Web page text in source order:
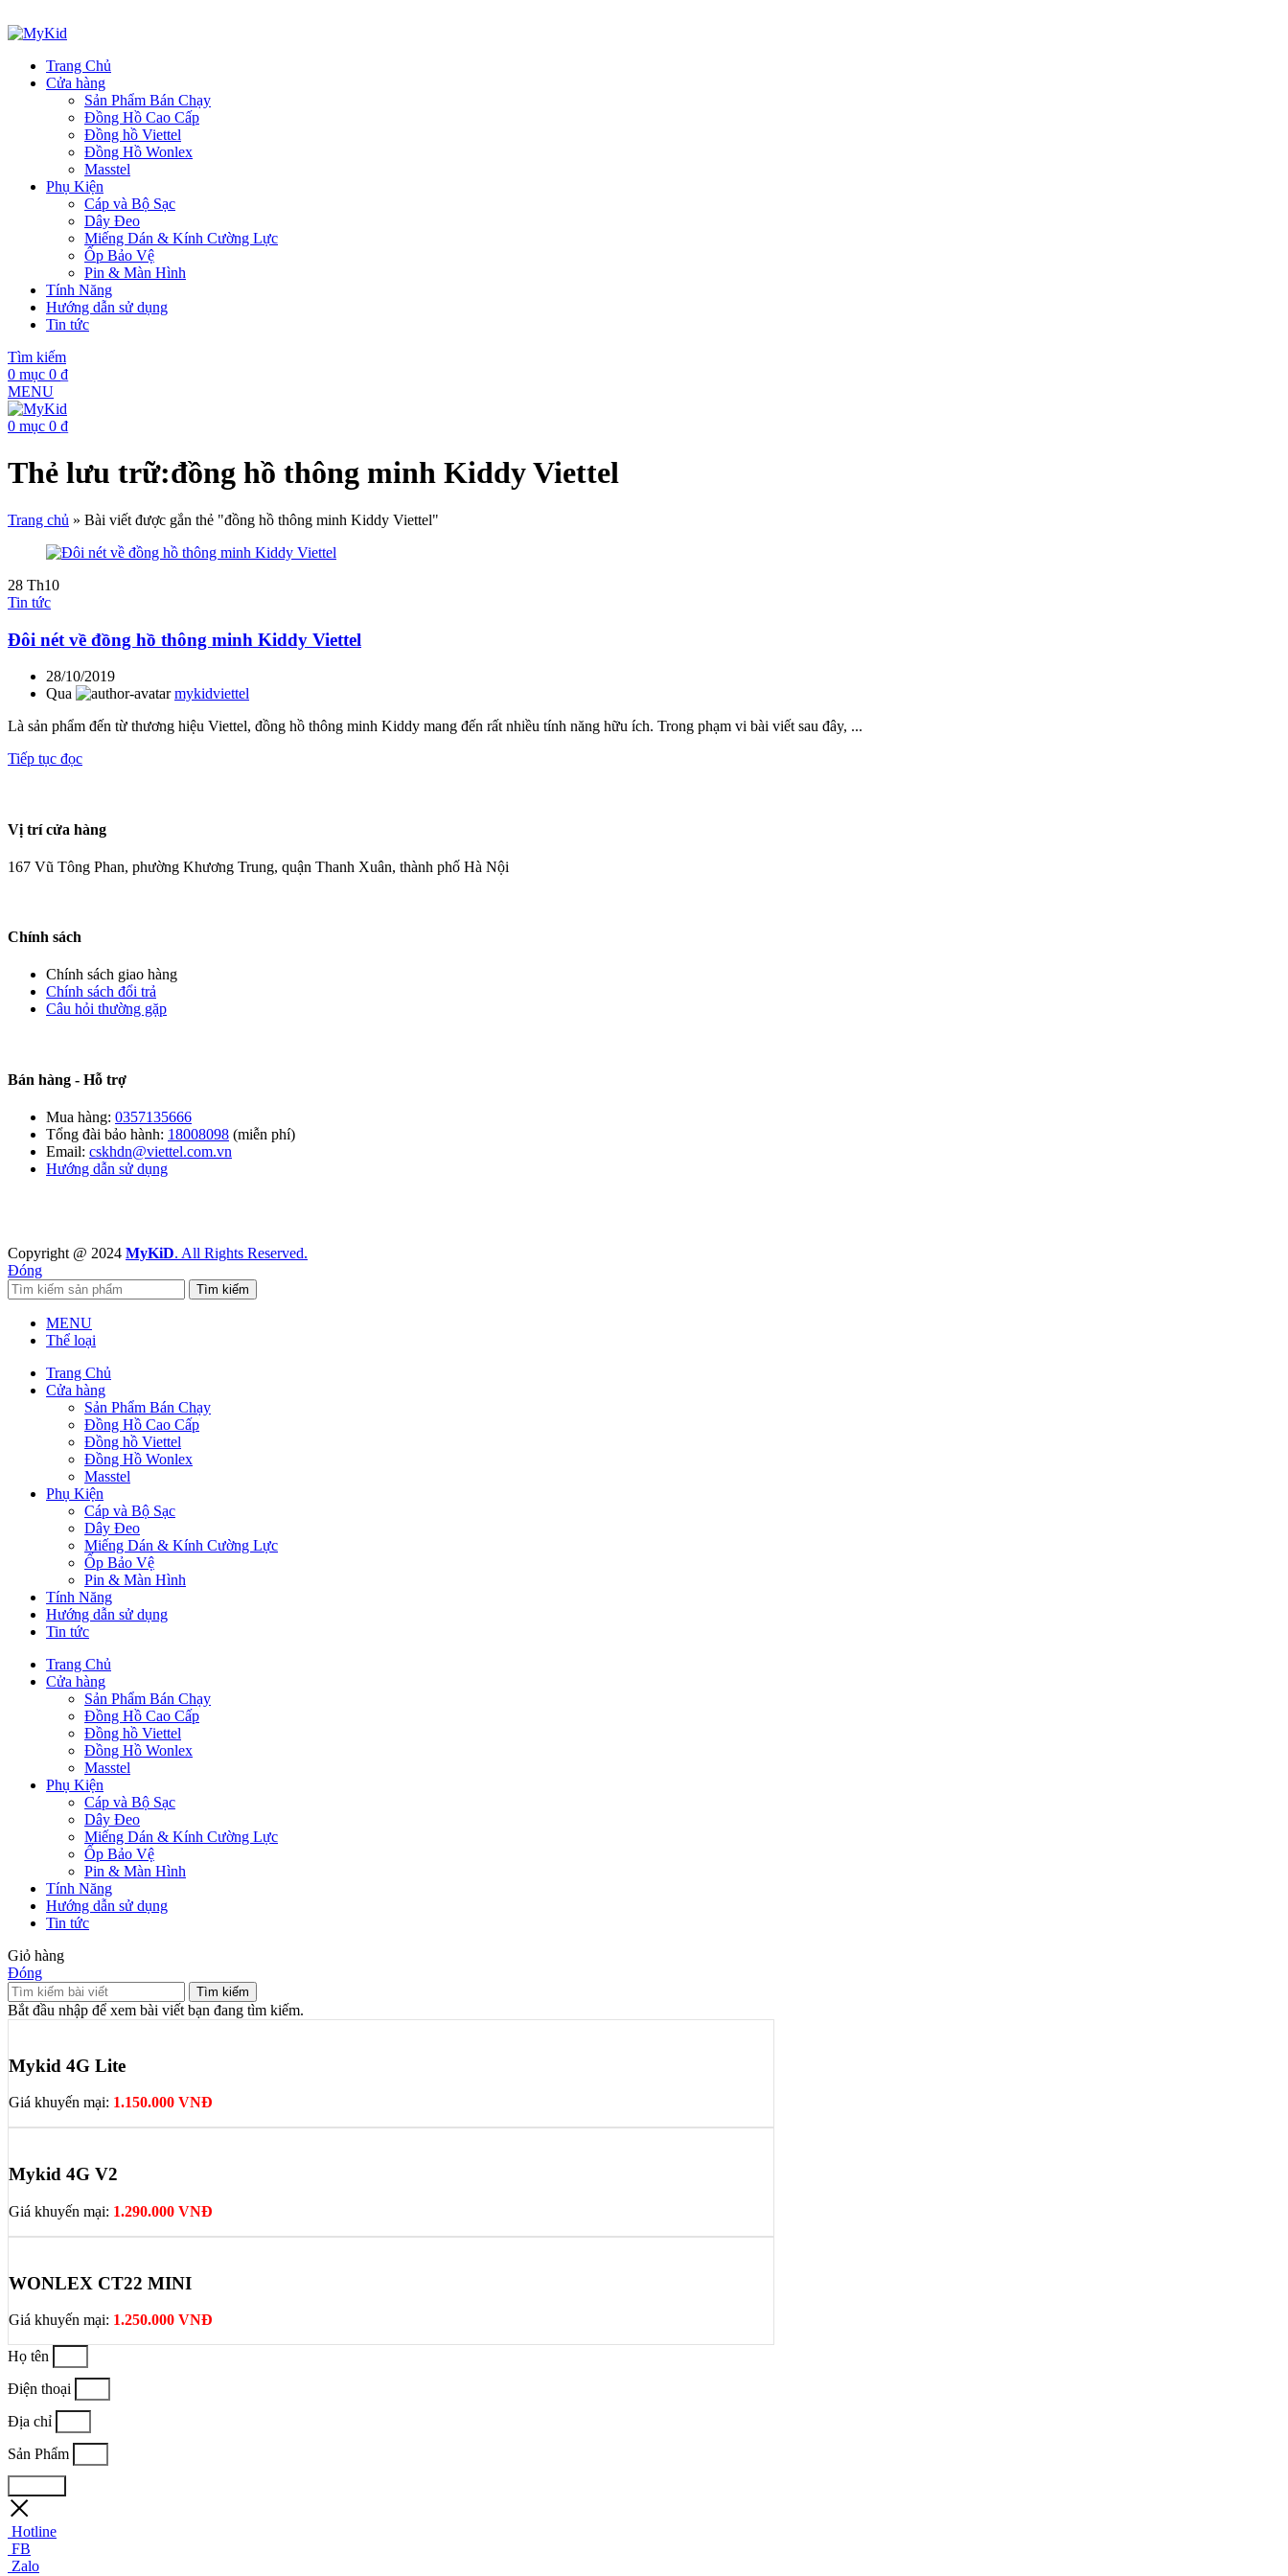
Trang Chủ
Cửa hàng
Sản Phẩm Bán Chạy
Đồng Hồ Cao Cấp
Đồng hồ Viettel
Đồng Hồ Wonlex
Masstel
Phụ Kiện
Cáp và Bộ Sạc
Dây Đeo
Miếng Dán & Kính Cường Lực
Ốp Bảo Vệ
Pin & Màn Hình
Tính Năng
Hướng dẫn sử dụng
Tin tức
Tìm kiếm
0 mục 0 ₫
MENU
0 mục 0 ₫
Thẻ lưu trữ:đồng hồ thông minh Kiddy Viettel
Trang chủ » Bài viết được gắn thẻ "đồng hồ thông minh Kiddy Viettel"
28 Th10
Tin tức
Đôi nét về đồng hồ thông minh Kiddy Viettel
28/10/2019
Qua
mykidviettel
Là sản phẩm đến từ thương hiệu Viettel, đồng hồ thông minh Kiddy mang đến rất nhiều tính năng hữu ích. Trong phạm vi bài viết sau đây, ...
Tiếp tục đọc
Vị trí cửa hàng
167 Vũ Tông Phan, phường Khương Trung, quận Thanh Xuân, thành phố Hà Nội
Chính sách
Chính sách giao hàng
Chính sách đổi trả
Câu hỏi thường gặp
Bán hàng - Hỗ trợ
Mua hàng: 0357135666
Tổng đài bảo hành: 18008098 (miễn phí)
Email: cskhdn@viettel.com.vn
Hướng dẫn sử dụng
Copyright @ 2024 MyKiD. All Rights Reserved.
Đóng
Tìm kiếm
MENU
Thể loại
Trang Chủ
Cửa hàng
Sản Phẩm Bán Chạy
Đồng Hồ Cao Cấp
Đồng hồ Viettel
Đồng Hồ Wonlex
Masstel
Phụ Kiện
Cáp và Bộ Sạc
Dây Đeo
Miếng Dán & Kính Cường Lực
Ốp Bảo Vệ
Pin & Màn Hình
Tính Năng
Hướng dẫn sử dụng
Tin tức
Trang Chủ
Cửa hàng
Sản Phẩm Bán Chạy
Đồng Hồ Cao Cấp
Đồng hồ Viettel
Đồng Hồ Wonlex
Masstel
Phụ Kiện
Cáp và Bộ Sạc
Dây Đeo
Miếng Dán & Kính Cường Lực
Ốp Bảo Vệ
Pin & Màn Hình
Tính Năng
Hướng dẫn sử dụng
Tin tức
Giỏ hàng
Đóng
Tìm kiếm
Bắt đầu nhập để xem bài viết bạn đang tìm kiếm.
Mykid 4G Lite
Giá khuyến mại: 1.150.000 VNĐ
Mykid 4G V2
Giá khuyến mại: 1.290.000 VNĐ
WONLEX CT22 MINI
Giá khuyến mại: 1.250.000 VNĐ
Họ tên
Điện thoại
Địa chỉ
Sản Phẩm
Hotline
FB
Zalo